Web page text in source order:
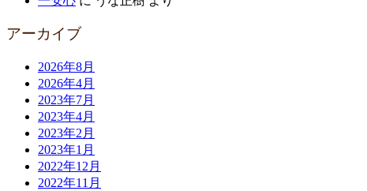
アーカイブ
2026年8月
2026年4月
2023年7月
2023年4月
2023年2月
2023年1月
2022年12月
2022年11月